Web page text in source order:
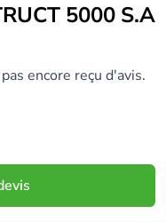
encore reçu d'avis.